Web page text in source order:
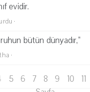
evidir.
·
bütün dünyadır,"
·
5 6 7 8 9 10 11